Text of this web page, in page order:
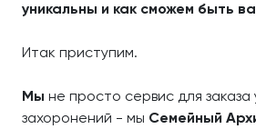
уникальны и как сможем быть
Итак приступим.
Мы не просто сервис для заказа
захоронений - мы Семейный